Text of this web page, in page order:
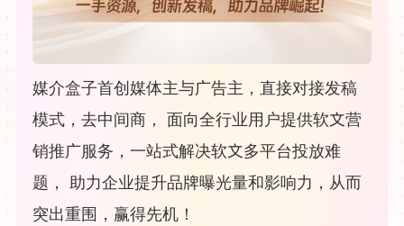
媒介盒子首创媒体主与广告主，直接对接发稿
模式，去中间商， 面向全行业用户提供软文营
销推广服务，一站式解决软文多平台投放难
题， 助力企业提升品牌曝光量和影响力，从而
突出重围，赢得先机！